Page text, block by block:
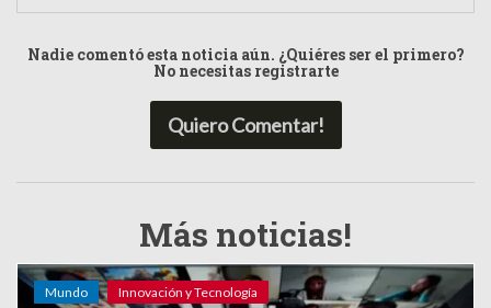
Nadie comentó esta noticia aún. ¿Quiéres ser el primero?
No necesitas registrarte
Quiero Comentar!
Más noticias!
Mundo Innovación y Tecnología